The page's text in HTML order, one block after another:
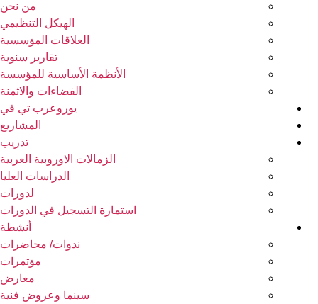
من نحن
الهيكل التنظيمي
العلاقات المؤسسية
تقارير سنوية
الأنظمة الأساسية للمؤسسة
الفضاءات والاثمنة
يوروعرب تي في
المشاريع
تدريب
الزمالات الاوروبية العربية
الدراسات العليا
لدورات
استمارة التسجيل في الدورات
أنشطة
ندوات/ محاضرات
مؤتمرات
معارض
سينما وعروض فنية